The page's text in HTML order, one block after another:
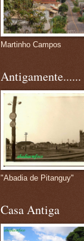
Martinho Campos
Antigamente......
"Abadia de Pitanguy"
Casa Antiga